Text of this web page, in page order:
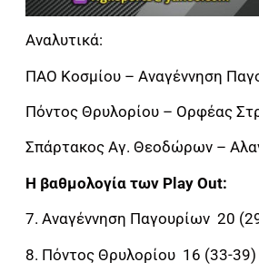
Αναλυτικά:
ΠΑΟ Κοσμίου – Αναγέννηση
Πόντος Θρυλορίου – Ορφέας
Σπάρτακος Αγ. Θεοδώρων –
Η βαθμολογία των Play Out:
7. Αναγέννηση Παγουρίων 20
8. Πόντος Θρυλορίου 16 (33-39)